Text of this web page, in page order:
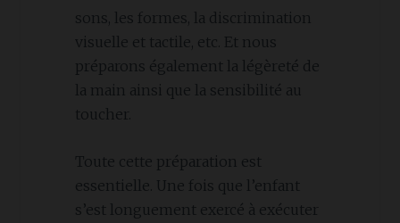
sons, les formes, la discrimination
visuelle et tactile, etc. Et nous
préparons également la légèreté de
la main ainsi que la sensibilité au
toucher.
Toute cette préparation est
essentielle. Une fois que l’enfant
s’est longuement exercé à exécuter